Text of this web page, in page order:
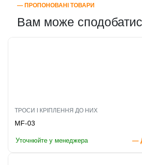
― ПРОПОНОВАНІ ТОВАРИ
Вам може
ТРОСИ І КРІПЛЕННЯ ДО НИХ
MF-03
Уточнюйте у менеджера —